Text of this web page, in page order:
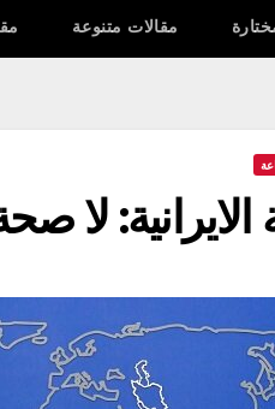
مقالات متنوعة
الايرانية: لا